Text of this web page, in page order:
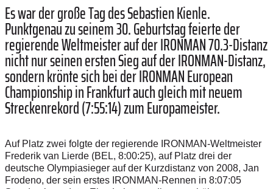
Es war der große Tag des Sebastien Kienle.
Punktgenau zu seinem 30. Geburtstag feierte der
regierende Weltmeister auf der IRONMAN 70.3-Distanz
nicht nur seinen ersten Sieg auf der IRONMAN-Distanz,
sondern krönte sich bei der IRONMAN European
Championship in Frankfurt auch gleich mit neuem
Streckenrekord (7:55:14) zum Europameister.
Auf Platz zwei folgte der regierende IRONMAN-Weltmeister
Frederik van Lierde (BEL, 8:00:25), auf Platz drei der
deutsche Olympiasieger auf der Kurzdistanz von 2008, Jan
Frodeno, der sein erstes IRONMAN-Rennen in 8:07:05